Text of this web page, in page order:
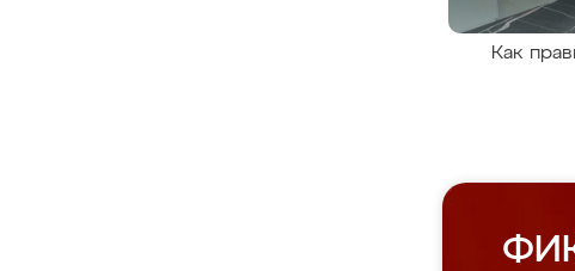
Как